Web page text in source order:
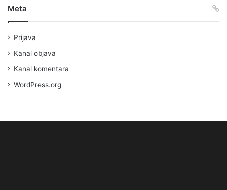
Meta
Prijava
Kanal objava
Kanal komentara
WordPress.org